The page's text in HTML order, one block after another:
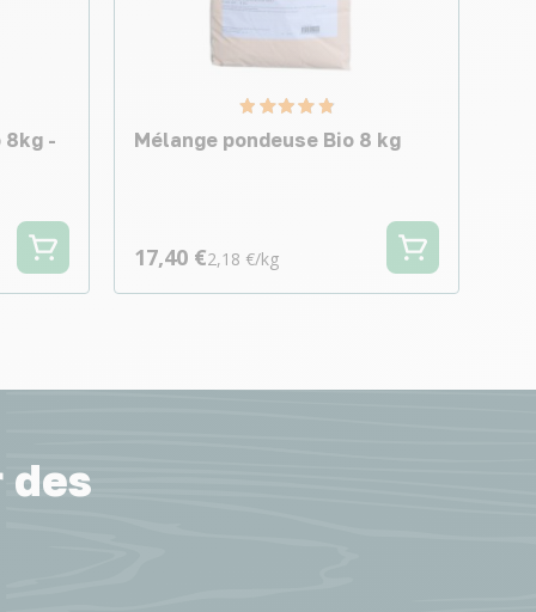
8kg -
Mélange pondeuse Bio 8 kg
17,40 €2,18 €/kg
des